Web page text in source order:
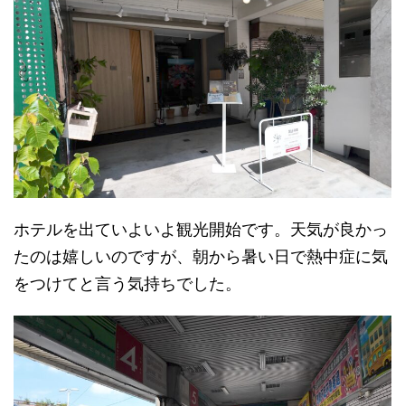
ホテルを出ていよいよ観光開始です。天気が良かっ
たのは嬉しいのですが、朝から暑い日で熱中症に気
をつけてと言う気持ちでした。